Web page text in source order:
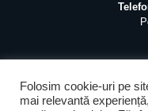
Folosim cookie-uri pe
mai relevantă